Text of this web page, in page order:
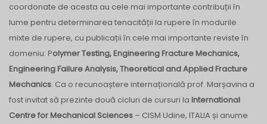
coordonate de acesta au cele mai importante contribuții în
lume pentru determinarea tenacității la rupere în modurile
mixte de rupere, cu publicații în cele mai importante reviste în
domeniu: Polymer Testing, Engineering Fracture Mechanics,
Engineering Failure Analysis, Theoretical and Applied Fracture
Mechanics. Ca o recunoaștere internațională prof. Marșavina a
fost invitat să prezinte două cicluri de cursuri la International
Centre for Mechanical Sciences – CISM Udine, ITALIA și anume